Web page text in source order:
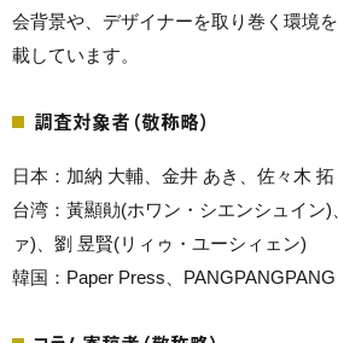
会背景や、デザイナーを取り巻く環境
載しています。
調査対象者（敬称略）
日本：加納 大輔、金井 あき、佐々木 拓
台湾：黃顯勛(ホワン・シエンシュイン
ァ)、劉 昱賢(リィゥ・ユーシィェン)
韓国：Paper Press、PANGPANGPANG